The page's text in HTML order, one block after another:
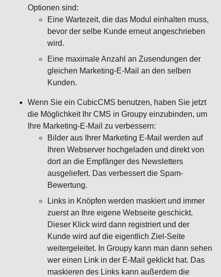
Optionen sind:
Eine Wartezeit, die das Modul einhalten muss,
bevor der selbe Kunde erneut angeschrieben
wird.
Eine maximale Anzahl an Zusendungen der
gleichen Marketing-E-Mail an den selben
Kunden.
Wenn Sie ein CubicCMS benutzen, haben Sie jetzt
die Möglichkeit Ihr CMS in Groupy einzubinden, um
Ihre Marketing-E-Mail zu verbessern:
Bilder aus Ihrer Marketing E-Mail werden auf
Ihren Webserver hochgeladen und direkt von
dort an die Empfänger des Newsletters
ausgeliefert. Das verbessert die Spam-
Bewertung.
Links in Knöpfen werden maskiert und immer
zuerst an Ihre eigene Webseite geschickt.
Dieser Klick wird dann registriert und der
Kunde wird auf die eigentlich Ziel-Seite
weitergeleitet. In Groupy kann man dann sehen
wer einen Link in der E-Mail geklickt hat. Das
maskieren des Links kann außerdem die